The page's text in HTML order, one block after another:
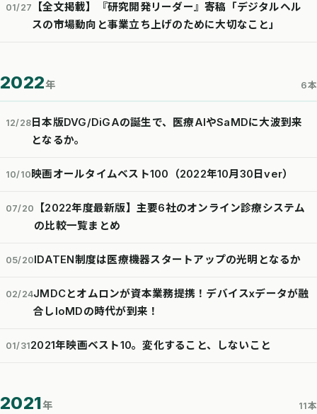
01/27
【全文掲載】『研究開発リーダー』寄稿「デジタルヘル
スの市場動向と事業立ち上げのために大切なこと」
2022年 6本
12/28日本版DVG/DiGAの誕生で、医療AIやSaMDに大波到来
となるか。
10/10映画オールタイムベスト100（2022年10月30日ver）
07/20
【2022年度最新版】主要6社のオンライン診療システム
の比較一覧まとめ
05/20IDATEN制度は医療機器スタートアップの光明となるか
02/24JMDCとオムロンが資本業務提携！デバイスxデータが融
合しIoMDの時代が到来！
01/312021年映画ベスト10。変化すること、しないこと
2021年 11本